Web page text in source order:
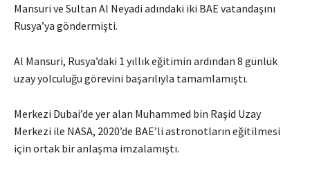
Mansuri ve Sultan Al Neyadi adındaki iki BAE vatandaşını
Rusya’ya göndermişti.
Al Mansuri, Rusya’daki 1 yıllık eğitimin ardından 8 günlük
uzay yolculuğu görevini başarılıyla tamamlamıştı.
Merkezi Dubai’de yer alan Muhammed bin Raşid Uzay
Merkezi ile NASA, 2020’de BAE’li astronotların eğitilmesi
için ortak bir anlaşma imzalamıştı.